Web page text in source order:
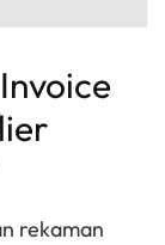
rekaman